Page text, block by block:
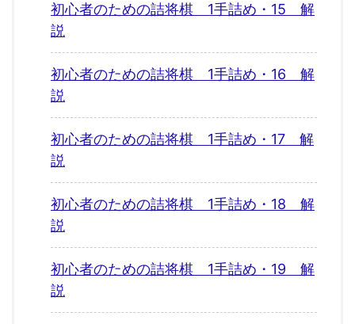
初心者のための詰将棋 1手詰め・15 解
説
初心者のための詰将棋 1手詰め・16 解
説
初心者のための詰将棋 1手詰め・17 解
説
初心者のための詰将棋 1手詰め・18 解
説
初心者のための詰将棋 1手詰め・19 解
説